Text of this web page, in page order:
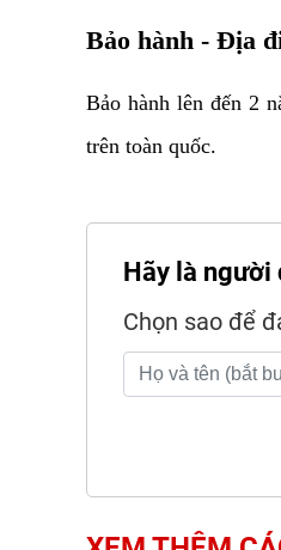
Bảo hành - Địa
Bảo hành lên đến 2
trên toàn quốc.
Hãy là người
Chọn sao để